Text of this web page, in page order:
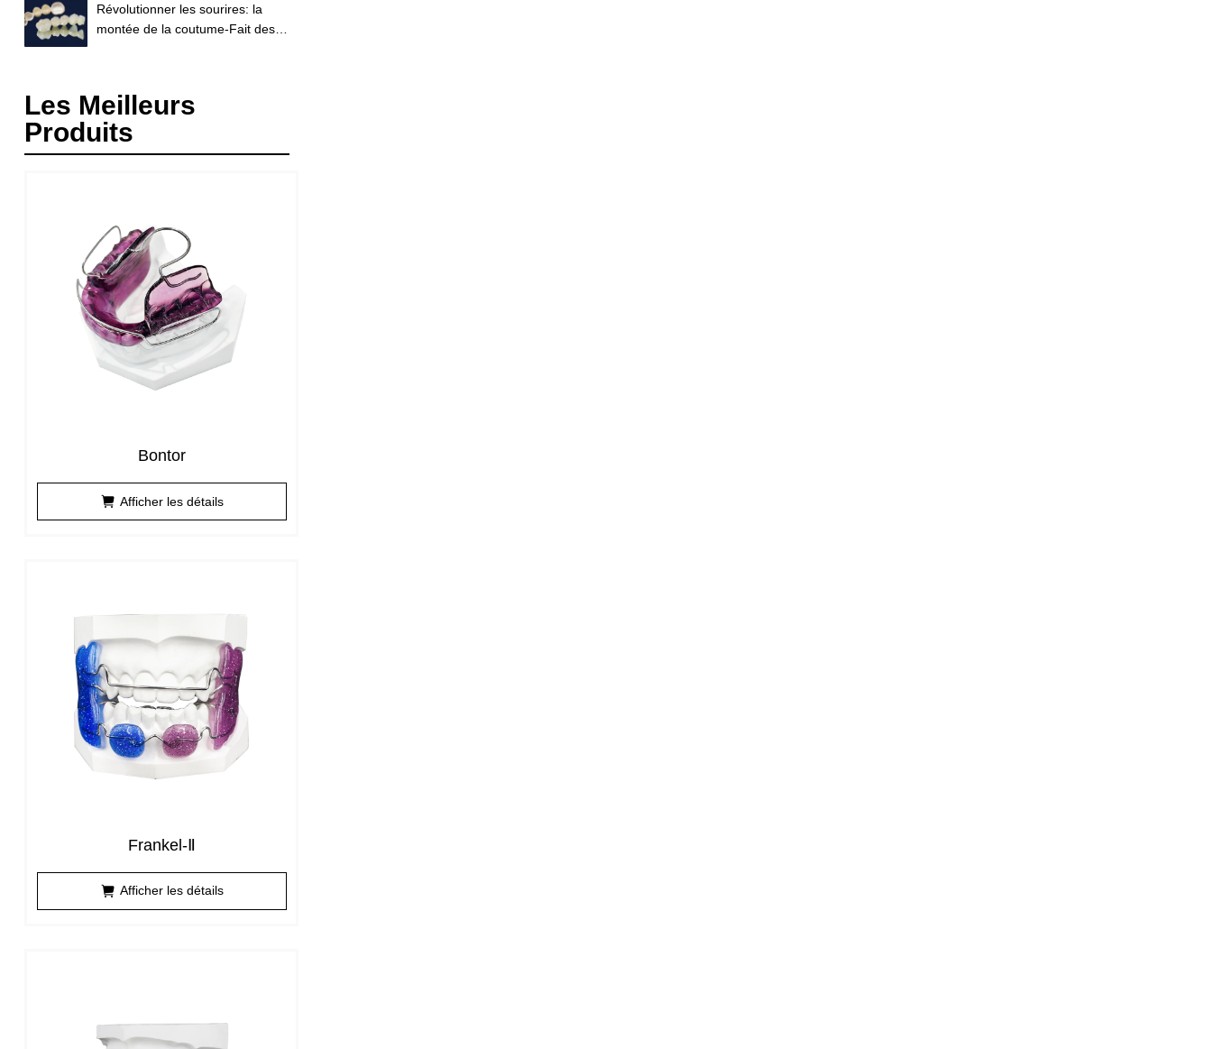
Révolutionner les sourires: la
montée de la coutume-Fait des
Les Meilleurs
Produits
Bontor
Afficher les détails
Frankel-Ⅱ
Afficher les détails